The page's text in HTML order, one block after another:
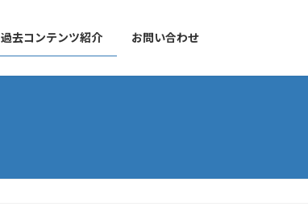
過去コンテンツ紹介 お問い合わせ